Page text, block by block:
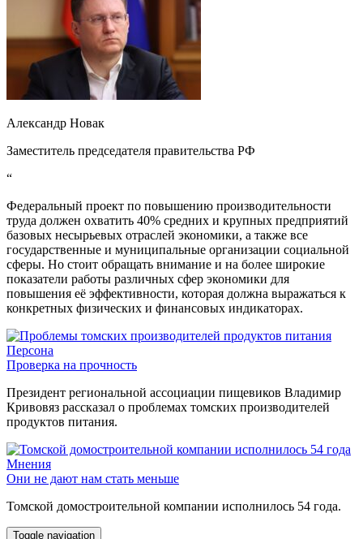
Александр Новак
Заместитель председателя правительства РФ
“
Федеральный проект по повышению производительности
труда должен охватить 40% средних и крупных предприятий
базовых несырьевых отраслей экономики, а также все
государственные и муниципальные организации социальной
сферы. Но стоит обращать внимание и на более широкие
показатели работы различных сфер экономики для
повышения её эффективности, которая должна выражаться к
конкретных физических и финансовых индикаторах.
Персона
Проверка на прочность
Президент региональной ассоциации пищевиков Владимир
Кривовяз рассказал о проблемах томских производителей
продуктов питания.
Мнения
Они не дают нам стать меньше
Томской домостроительной компании исполнилось 54 года.
Toggle navigation